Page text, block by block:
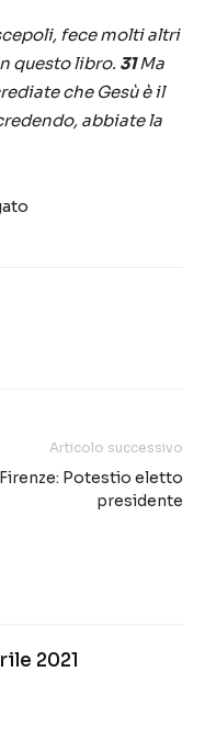
fece molti altri
questo libro. 31Ma
che Gesù è il
abbiate la
Articolo successivo
Firenze: Potestio eletto
presidente
2021